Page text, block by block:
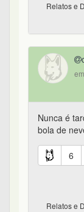
Relatos e
Nunca é
bola de
6
Relatos e